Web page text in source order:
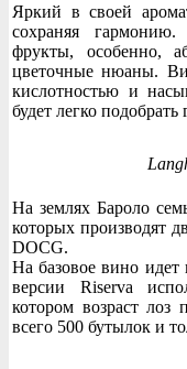
Яркий в своей
сохраняя
фрукты, особенно,
цветочные нюаны.
кислотностью и
будет легко
На землях Бароло
которых производят
DOCG.
На базовое вино
версии Riserva
котором возраст лоз
всего 500 бутылок и